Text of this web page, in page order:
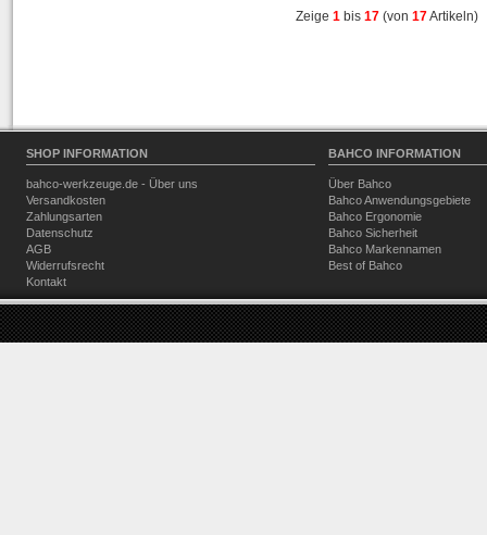
Zeige 1 bis 17 (von 17Artikeln)
SHOP INFORMATION
bahco-werkzeuge.de - Über uns
Versandkosten
Zahlungsarten
Datenschutz
AGB
Widerrufsrecht
Kontakt
BAHCO INFORMATION
Über Bahco
Bahco Anwendungsgebiete
Bahco Ergonomie
Bahco Sicherheit
Bahco Markennamen
Best of Bahco